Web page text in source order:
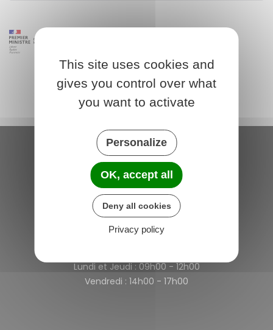
Saint-Michel-de-Plélan
4 rue des Terre Neuvas
22980 Saint-Michel-de-Plélan
France
Lundi et Jeudi : 09h00 - 12h00
Vendredi : 14h00 - 17h00
This site uses cookies and
gives you control over what
you want to activate
Personalize
OK, accept all
Deny all cookies
Privacy policy